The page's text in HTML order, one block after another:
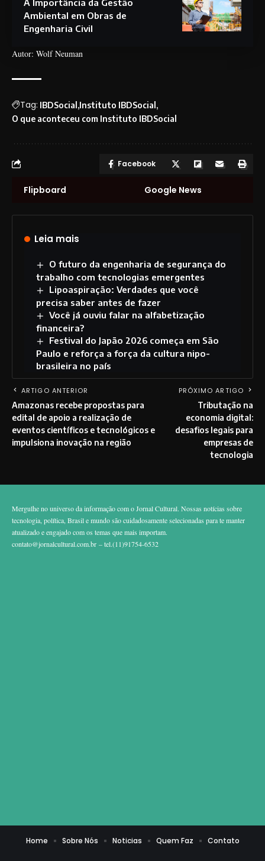
A Importância da Gestão
Ambiental em Obras de
Engenharia Civil
Autor: Wolf Neuman
Tag: IBDSocial Instituto IBDSocial
O que aconteceu com Instituto IBDSocial
Facebook
Flipboard Google News
Leia mais
O futuro da engenharia de segurança do
trabalho com tecnologias emergentes
Lipoaspiração: Verdades que você
precisa saber antes de fazer
Você já ouviu falar na alfabetização
financeira?
Festival do Japão 2026 começa em São
Paulo e reforça a força da cultura nipo-
brasileira no país
ARTIGO ANTERIOR
Amazonas recebe propostas para
edital de apoio a realização de
eventos científicos e tecnológicos e
impulsiona inovação na região
PRÓXIMO ARTIGO
Tributação na
economia digital:
desafios legais para
empresas de
tecnologia
Mergulhe no universo da informação com o Jornal Cultural. Nossas notícias sobre
tecnologia, política, Brasil e mundo são cuidadosamente selecionadas para te manter
atualizado e engajado com os temas que mais importam.
contato@jornalcultural.com.br – tel.(11)91754-6532
Home Sobre Nós Noticias Quem Faz Contato